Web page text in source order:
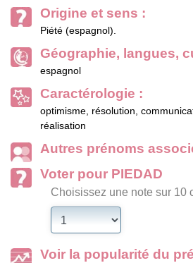
Origine et sens :
Piété (espagnol).
Géographie, langues,
espagnol
Caractérologie :
optimisme, résolution,
réalisation
Autres prénoms
Voter pour PIEDAD
Choisissez une note sur 10
Voir la popularité du